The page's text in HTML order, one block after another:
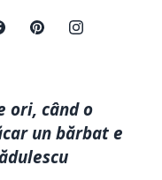
ori, când o
un bărbat e